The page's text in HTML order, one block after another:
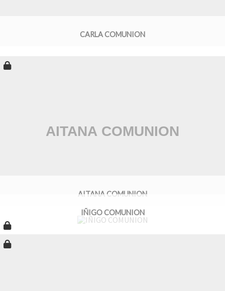
CARLA COMUNION
AITANA COMUNION
IÑIGO COMUNION